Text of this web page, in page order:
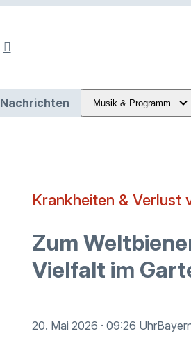
Nachrichten Musik & Programm
Krankheiten & Verlust
Zum
Vielfalt im
20. Mai 2026 · 09:26 Uhr